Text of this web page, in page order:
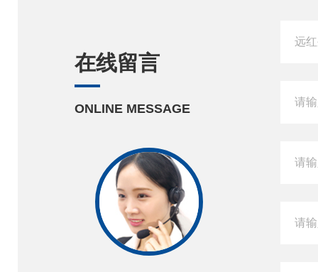
在线留言
ONLINE MESSAGE